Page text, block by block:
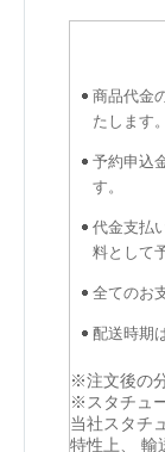
商品代金
たします。
予約申込
す。
代金支払
料として
全てのお
配送時期
※注文後の
※スタチュ
当社スタチ
特性上、 輸